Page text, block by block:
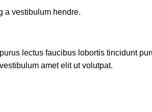
a vestibulum hendre.
lectus faucibus lobortis tincidunt
amet elit ut volutpat.